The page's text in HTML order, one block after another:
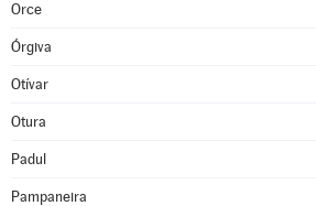
Orce
Órgiva
Otívar
Otura
Padul
Pampaneira